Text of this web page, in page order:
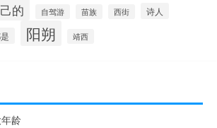
的 自驾游 苗族 西街 诗人
阳朔 靖西
龄